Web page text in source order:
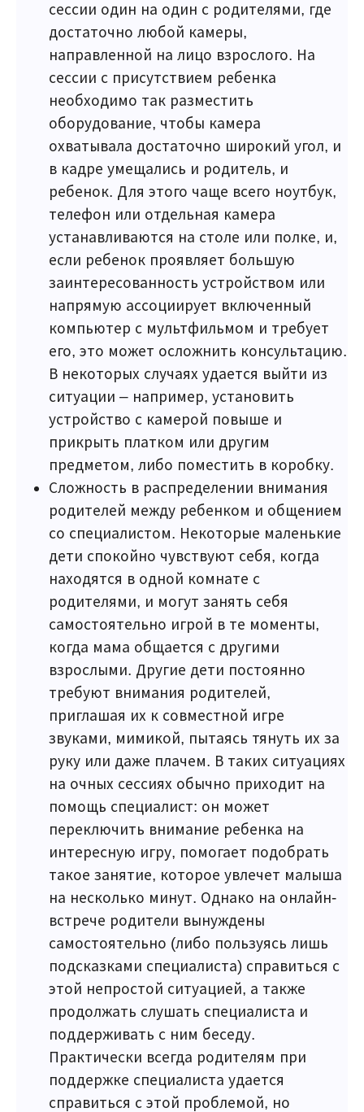
сессии один на один с родителями, где
достаточно любой камеры,
направленной на лицо взрослого. На
сессии с присутствием ребенка
необходимо так разместить
оборудование, чтобы камера
охватывала достаточно широкий угол, и
в кадре умещались и родитель, и
ребенок. Для этого чаще всего ноутбук,
телефон или отдельная камера
устанавливаются на столе или полке, и,
если ребенок проявляет большую
заинтересованность устройством или
напрямую ассоциирует включенный
компьютер с мультфильмом и требует
его, это может осложнить консультацию.
В некоторых случаях удается выйти из
ситуации – например, установить
устройство с камерой повыше и
прикрыть платком или другим
предметом, либо поместить в коробку.
Сложность в распределении внимания
родителей между ребенком и общением
со специалистом. Некоторые маленькие
дети спокойно чувствуют себя, когда
находятся в одной комнате с
родителями, и могут занять себя
самостоятельно игрой в те моменты,
когда мама общается с другими
взрослыми. Другие дети постоянно
требуют внимания родителей,
приглашая их к совместной игре
звуками, мимикой, пытаясь тянуть их за
руку или даже плачем. В таких ситуациях
на очных сессиях обычно приходит на
помощь специалист: он может
переключить внимание ребенка на
интересную игру, помогает подобрать
такое занятие, которое увлечет малыша
на несколько минут. Однако на онлайн-
встрече родители вынуждены
самостоятельно (либо пользуясь лишь
подсказками специалиста) справиться с
этой непростой ситуацией, а также
продолжать слушать специалиста и
поддерживать с ним беседу.
Практически всегда родителям при
поддержке специалиста удается
справиться с этой проблемой, но